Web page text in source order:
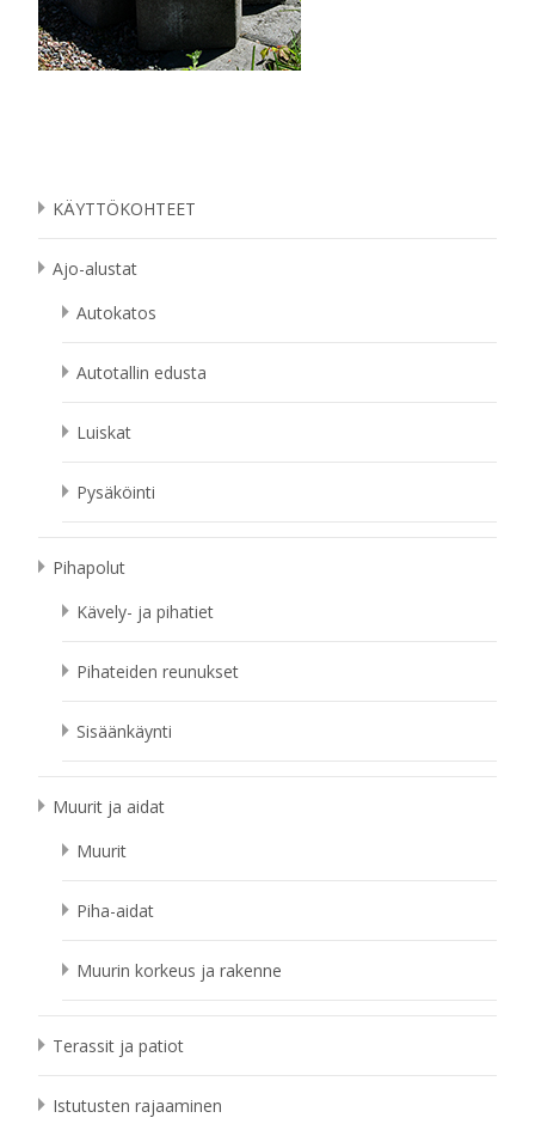
KÄYTTÖKOHTEET
Ajo-alustat
Autokatos
Autotallin edusta
Luiskat
Pysäköinti
Pihapolut
Kävely- ja pihatiet
Pihateiden reunukset
Sisäänkäynti
Muurit ja aidat
Muurit
Piha-aidat
Muurin korkeus ja rakenne
Terassit ja patiot
Istutusten rajaaminen